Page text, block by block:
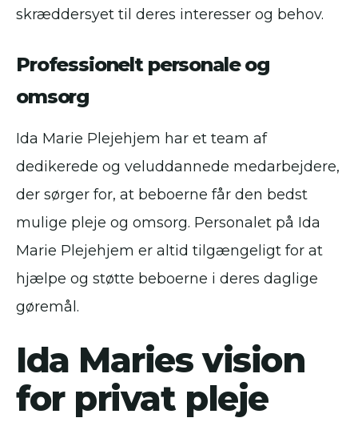
skræddersyet til deres interesser og behov.
Professionelt personale og
omsorg
Ida Marie Plejehjem har et team af
dedikerede og veluddannede medarbejdere,
der sørger for, at beboerne får den bedst
mulige pleje og omsorg. Personalet på Ida
Marie Plejehjem er altid tilgængeligt for at
hjælpe og støtte beboerne i deres daglige
gøremål.
Ida Maries vision
for privat pleje